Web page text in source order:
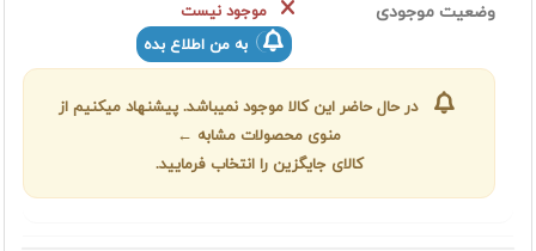
وضعیت موجودی
موجود نیست
به من اطلاع بده
در حال حاضر این کالا موجود نمیباشد. پیشنهاد میکنیم از
منوی محصولات مشابه ←
کالای جایگزین را انتخاب فرمایید.